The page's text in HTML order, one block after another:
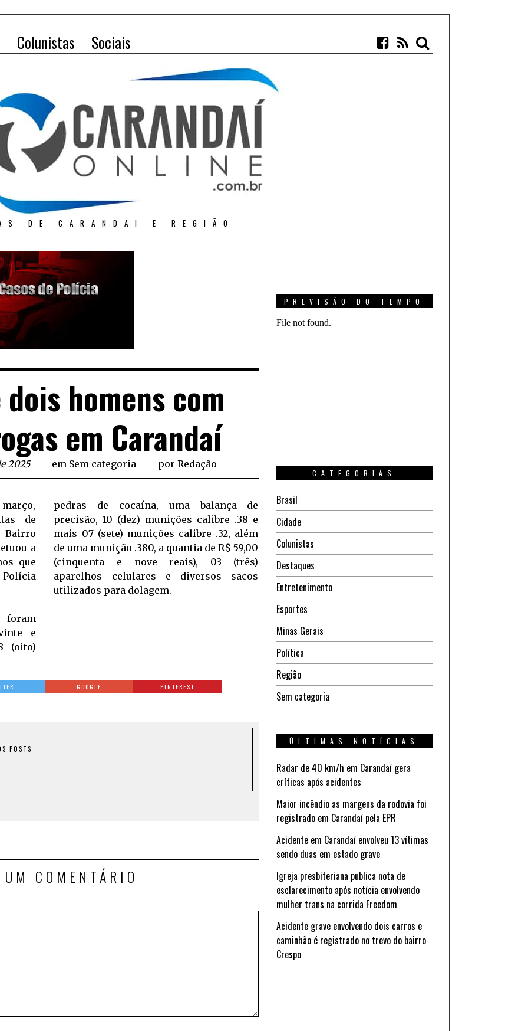
Colunistas Sociais
DE CARANDAI E REGIÃO
homens com
em Carandaí
2025 em Sem categoria porRedação
de
a
que
Polícia
e
(oito)
pedras de cocaína, uma balança de
precisão, 10 (dez) munições calibre .38 e
mais 07 (sete) munições calibre .32, além
de uma munição .380, a quantia de R$ 59,00
(cinquenta e nove reais), 03 (três)
aparelhos celulares e diversos sacos
utilizados para dolagem.
GOOGLE PINTEREST
POSTS
COMENTÁRIO
PREVISÃO DO TEMPO
CATEGORIAS
Brasil
Cidade
Colunistas
Destaques
Entretenimento
Esportes
Minas Gerais
Política
Região
Sem categoria
ÚLTIMAS NOTÍCIAS
Radar de 40 km/h em Carandaí gera
críticas após acidentes
Maior incêndio as margens da rodovia foi
registrado em Carandaí pela EPR
Acidente em Carandaí envolveu 13 vítimas
sendo duas em estado grave
Igreja presbiteriana publica nota de
esclarecimento após notícia envolvendo
mulher trans na corrida Freedom
Acidente grave envolvendo dois carros e
caminhão é registrado no trevo do bairro
Crespo